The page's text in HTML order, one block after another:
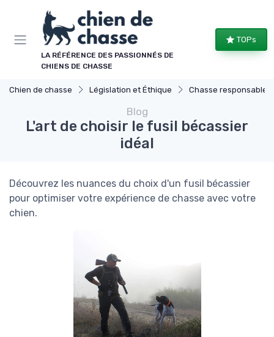
LA RÉFÉRENCE DES PASSIONNÉS DE
CHIENS DE CHASSE
TOPs
Chien de chasse Législation et Éthique Chasse responsable
Blog
L'art de choisir le fusil bécassier
idéal
Découvrez les nuances du choix d'un fusil bécassier
pour optimiser votre expérience de chasse avec votre
chien.
Panneau de gestion des cookies